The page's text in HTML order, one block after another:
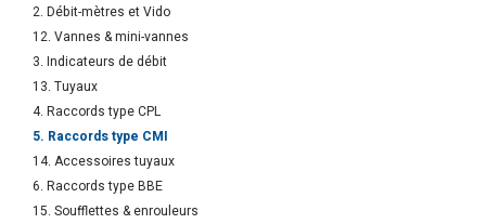
2. Débit-mètres et Vido
12. Vannes & mini-vannes
3. Indicateurs de débit
13. Tuyaux
4. Raccords type CPL
5. Raccords type CMI
14. Accessoires tuyaux
6. Raccords type BBE
15. Soufflettes & enrouleurs